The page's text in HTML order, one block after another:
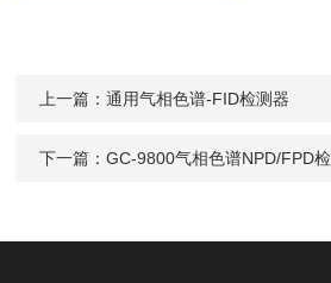
上一篇：通用气相色谱-FID检测器
下一篇：GC-9800气相色谱NPD/FPD